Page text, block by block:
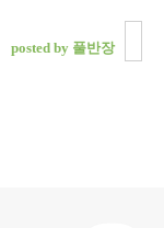
posted by 풀반장